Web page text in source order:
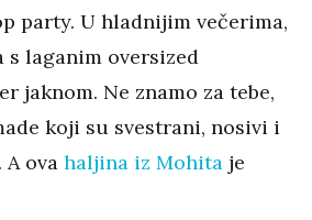
party. U hladnijim večerima,
s laganim oversized
jaknom. Ne znamo za tebe,
koji su svestrani, nosivi i
A ova haljina iz Mohita je